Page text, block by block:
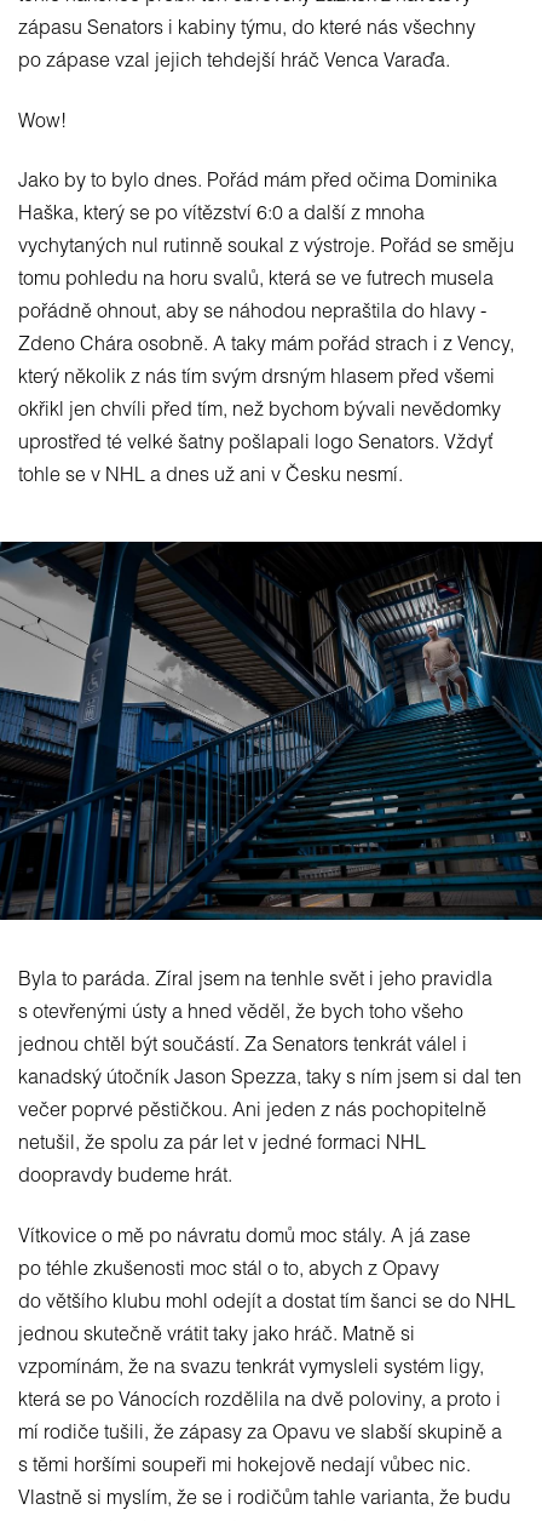
zápasu Senators i kabiny týmu, do které nás všechny
po zápase vzal jejich tehdejší hráč Venca Varaďa.
Wow!
Jako by to bylo dnes. Pořád mám před očima Dominika
Haška, který se po vítězství 6:0 a další z mnoha
vychytaných nul rutinně soukal z výstroje. Pořád se směju
tomu pohledu na horu svalů, která se ve futrech musela
pořádně ohnout, aby se náhodou nepraštila do hlavy -
Zdeno Chára osobně. A taky mám pořád strach i z Vency,
který několik z nás tím svým drsným hlasem před všemi
okřikl jen chvíli před tím, než bychom bývali nevědomky
uprostřed té velké šatny pošlapali logo Senators. Vždyť
tohle se v NHL a dnes už ani v Česku nesmí.
Byla to paráda. Zíral jsem na tenhle svět i jeho pravidla
s otevřenými ústy a hned věděl, že bych toho všeho
jednou chtěl být součástí. Za Senators tenkrát válel i
kanadský útočník Jason Spezza, taky s ním jsem si dal ten
večer poprvé pěstičkou. Ani jeden z nás pochopitelně
netušil, že spolu za pár let v jedné formaci NHL
doopravdy budeme hrát.
Vítkovice o mě po návratu domů moc stály. A já zase
po téhle zkušenosti moc stál o to, abych z Opavy
do většího klubu mohl odejít a dostat tím šanci se do NHL
jednou skutečně vrátit taky jako hráč. Matně si
vzpomínám, že na svazu tenkrát vymysleli systém ligy,
která se po Vánocích rozdělila na dvě poloviny, a proto i
mí rodiče tušili, že zápasy za Opavu ve slabší skupině a
s těmi horšími soupeři mi hokejově nedají vůbec nic.
Vlastně si myslím, že se i rodičům tahle varianta, že budu